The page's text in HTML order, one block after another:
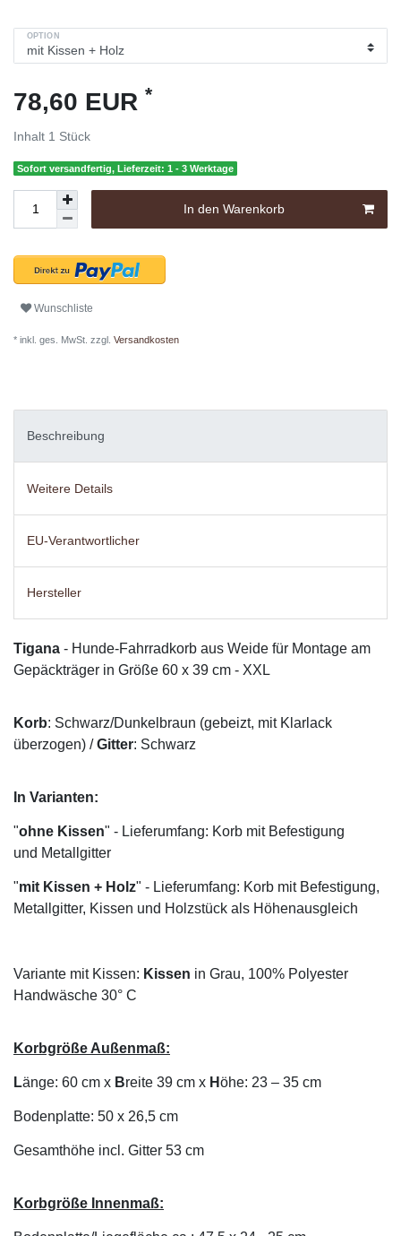
OPTION
78,60 EUR *
Inhalt 1 Stück
Sofort versandfertig, Lieferzeit: 1 - 3 Werktage
In den Warenkorb
Wunschliste
* inkl. ges. MwSt. zzgl. Versandkosten
Beschreibung
Weitere Details
EU-Verantwortlicher
Hersteller
Tigana - Hunde-Fahrradkorb aus Weide für Montage am
Gepäckträger in Größe 60 x 39 cm - XXL
Korb: Schwarz/Dunkelbraun (gebeizt, mit Klarlack
überzogen) / Gitter: Schwarz
In Varianten:
"ohne Kissen" - Lieferumfang: Korb mit Befestigung
und Metallgitter
"mit Kissen + Holz" - Lieferumfang: Korb mit Befestigung,
Metallgitter, Kissen und Holzstück als Höhenausgleich
Variante mit Kissen: Kissen in Grau, 100% Polyester
Handwäsche 30° C
Korbgröße Außenmaß:
Länge: 60 cm x Breite 39 cm x Höhe: 23 – 35 cm
Bodenplatte: 50 x 26,5 cm
Gesamthöhe incl. Gitter 53 cm
Korbgröße Innenmaß: